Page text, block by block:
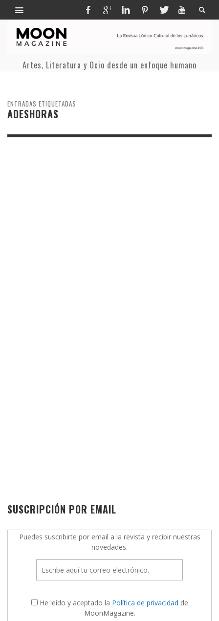
Artes, Literatura y Ocio desde un enfoque humano
ENTRADAS ETIQUETADAS
ADESHORAS
SUSCRIPCIÓN POR EMAIL
Puedes suscribirte por email a la revista y recibir nuestras
novedades.
He leído y aceptado la Política de privacidad de
MoonMagazine.